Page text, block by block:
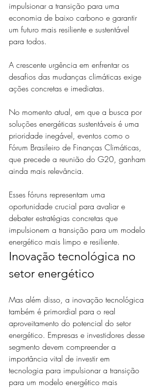
impulsionar a transição para uma
economia de baixo carbono e garantir
um futuro mais resiliente e sustentável
para todos.
A crescente urgência em enfrentar os
desafios das mudanças climáticas exige
ações concretas e imediatas.
No momento atual, em que a busca por
soluções energéticas sustentáveis é uma
prioridade inegável, eventos como o
Fórum Brasileiro de Finanças Climáticas,
que precede a reunião do G20, ganham
ainda mais relevância.
Esses fóruns representam uma
oportunidade crucial para avaliar e
debater estratégias concretas que
impulsionem a transição para um modelo
energético mais limpo e resiliente.
Inovação tecnológica no
setor energético
Mas além disso, a inovação tecnológica
também é primordial para o real
aproveitamento do potencial do setor
energético. Empresas e investidores desse
segmento devem compreender a
importância vital de investir em
tecnologia para impulsionar a transição
para um modelo energético mais